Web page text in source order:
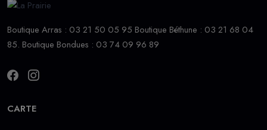
Boutique Arras : 03 21 50 05 95 Boutique Béthune : 03 21 68 04
85. Boutique Bondues : 03 74 09 96 89
CARTE